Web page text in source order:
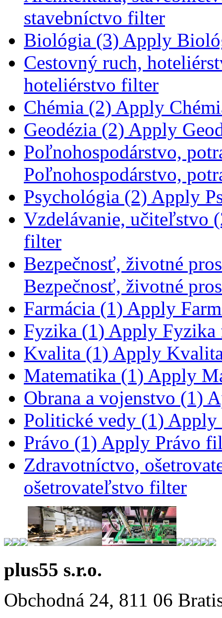
stavebníctvo filter
Biológia (3) Apply
Cestovný ruch,
hoteliérstvo filter
Chémia (2) Apply
Geodézia (2) Apply
Poľnohospodárstvo,
Poľnohospodárstvo,
Psychológia (2) Apply
Vzdelávanie, učiteľstvo
filter
Bezpečnosť, životné
Bezpečnosť, životné
Farmácia (1) Apply
Fyzika (1) Apply Fyzika
Kvalita (1) Apply
Matematika (1) Apply
Obrana a vojenstvo (1)
Politické vedy (1) Apply
Právo (1) Apply Právo
Zdravotníctvo,
ošetrovateľstvo filter
plus55 s.r.o.
Obchodná 24, 811 06